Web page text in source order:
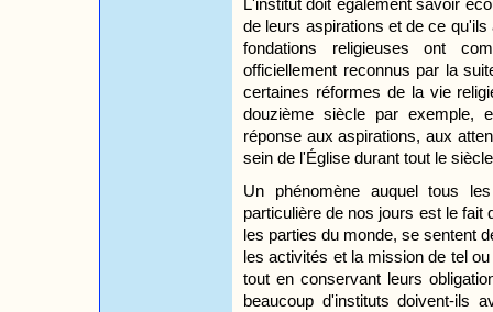
L'institut doit également savoir
de leurs aspirations et de ce
fondations religieuses ont
officiellement reconnus par la
certaines réformes de la vie
douzième siècle par exemple,
réponse aux aspirations, aux
sein de l'Église durant tout le
Un phénomène auquel tous
particulière de nos jours est le
les parties du monde, se sentent
les activités et la mission de tel
tout en conservant leurs
beaucoup d'instituts doivent-ils